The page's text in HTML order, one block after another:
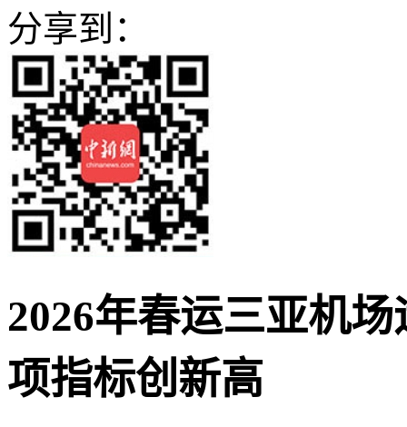
分享到：
2026年春运三亚机
项指标创新高